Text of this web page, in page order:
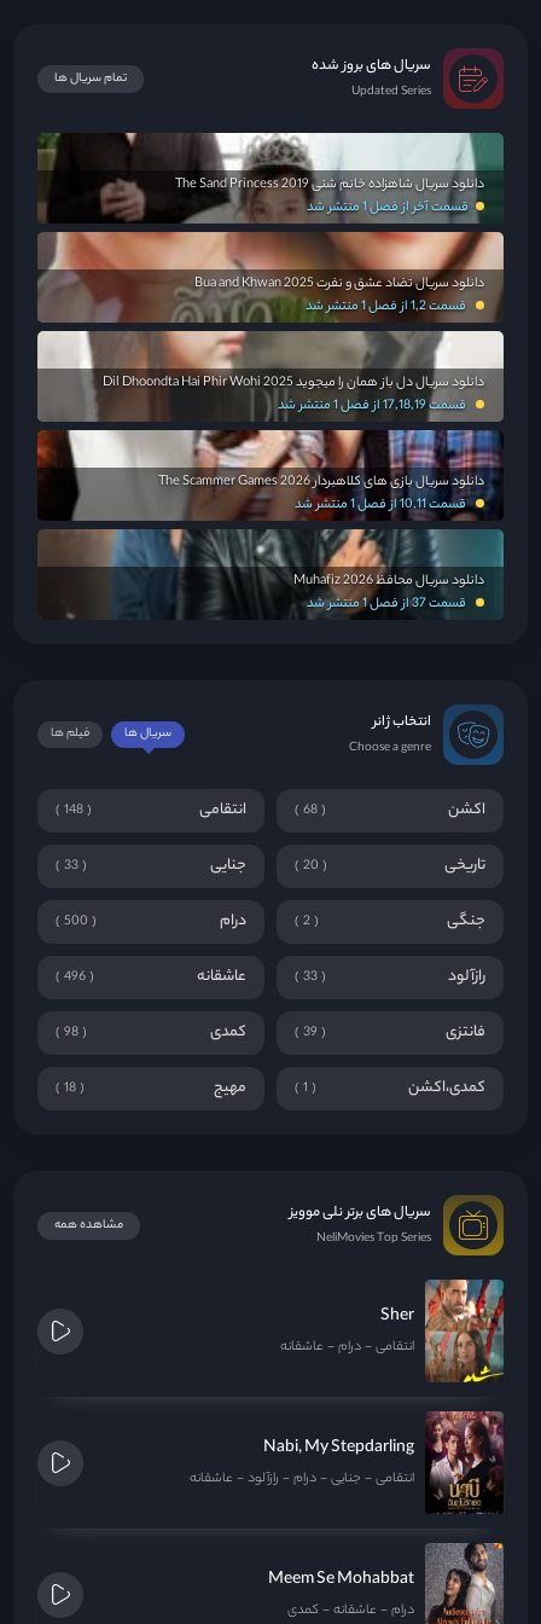
سریال های بروز شده
Updated Series
تمام سریال ها
دانلود سریال شاهزاده خانم شنی The Sand Princess 2019
قسمت آخر از فصل 1 منتشر شد
دانلود سریال تضاد عشق و نفرت Bua and Khwan 2025
قسمت 1,2 از فصل 1 منتشر شد
دانلود سریال دل باز همان را میجوید Dil Dhoondta Hai Phir Wohi 2025
قسمت 17,18,19 از فصل 1 منتشر شد
دانلود سریال بازی های کلاهبردار The Scammer Games 2026
قسمت 10,11 از فصل 1 منتشر شد
دانلود سریال محافظ Muhafiz 2026
قسمت 37 از فصل 1 منتشر شد
انتخاب ژانر
Choose a genre
فیلم ها سریال ها
اکشن 68 انتقامی 148
تاریخی 20 جنایی 33
جنگی 2 درام 500
رازآلود 33 عاشقانه 496
فانتزی 39 کمدی 98
کمدی،اکشن 1 مهیج 18
سریال های برتر نلی موویز
NeliMovies Top Series
مشاهده همه
Sher
انتقامی درام عاشقانه
Nabi, My Stepdarling
انتقامی جنایی درام رازآلود عاشقانه
Meem Se Mohabbat
درام عاشقانه کمدی